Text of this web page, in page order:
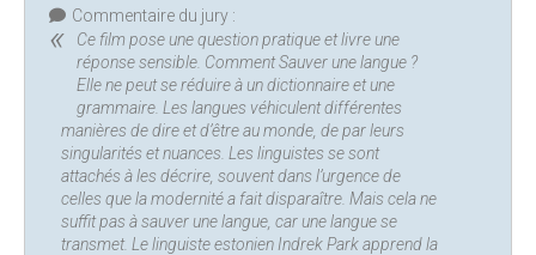
Commentaire du jury :
Ce film pose une question pratique et livre une
réponse sensible. Comment Sauver une langue ?
Elle ne peut se réduire à un dictionnaire et une
grammaire. Les langues véhiculent différentes
manières de dire et d’être au monde, de par leurs
singularités et nuances. Les linguistes se sont
attachés à les décrire, souvent dans l’urgence de
celles que la modernité a fait disparaître. Mais cela ne
suffit pas à sauver une langue, car une langue se
transmet. Le linguiste estonien Indrek Park apprend la